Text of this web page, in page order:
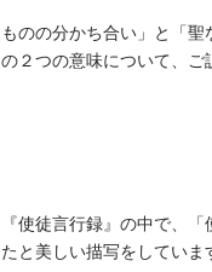
のの分かち合い」と「聖
２つの意味について、ご
使徒言行録』の中で、「
と美しい描写をしていま